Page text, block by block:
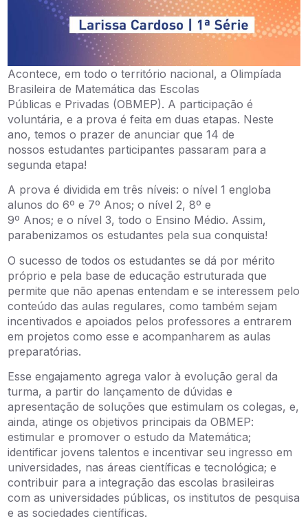
Acontece, em todo o território nacional, a Olimpíada
Brasileira de Matemática das Escolas
Públicas e Privadas (OBMEP). A participação é
voluntária, e a prova é feita em duas etapas. Neste
ano, temos o prazer de anunciar que 14 de
nossos estudantes participantes passaram para a
segunda etapa!
A prova é dividida em três níveis: o nível 1 engloba
alunos do 6º e 7º Anos; o nível 2, 8º e
9º Anos; e o nível 3, todo o Ensino Médio. Assim,
parabenizamos os estudantes pela sua conquista!
O sucesso de todos os estudantes se dá por mérito
próprio e pela base de educação estruturada que
permite que não apenas entendam e se interessem pelo
conteúdo das aulas regulares, como também sejam
incentivados e apoiados pelos professores a entrarem
em projetos como esse e acompanharem as aulas
preparatórias.
Esse engajamento agrega valor à evolução geral da
turma, a partir do lançamento de dúvidas e
apresentação de soluções que estimulam os colegas, e,
ainda, atinge os objetivos principais da OBMEP:
estimular e promover o estudo da Matemática;
identificar jovens talentos e incentivar seu ingresso em
universidades, nas áreas científicas e tecnológica; e
contribuir para a integração das escolas brasileiras
com as universidades públicas, os institutos de pesquisa
e as sociedades científicas.